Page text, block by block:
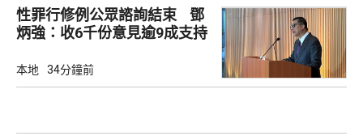
性罪行修例公眾諮詢結束 鄧
炳強：收6千份意見逾9成支持
本地 34分鐘前